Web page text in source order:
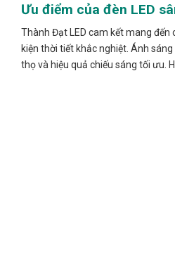
Ưu điểm của đèn LED
Thành Đạt LED cam kết mang đến
kiện thời tiết khắc nghiệt. Ánh
thọ và hiệu quả chiếu sáng tối ưu.